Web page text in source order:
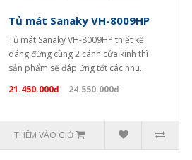
Tủ mát Sanaky VH-8009HP
Tủ mát Sanaky VH-8009HP thiết kế
dáng đứng cùng 2 cánh cửa kính thì
sản phẩm sẽ đáp ứng tốt các nhu..
21.450.000đ
24.550.000đ
THÊM VÀO GIỎ